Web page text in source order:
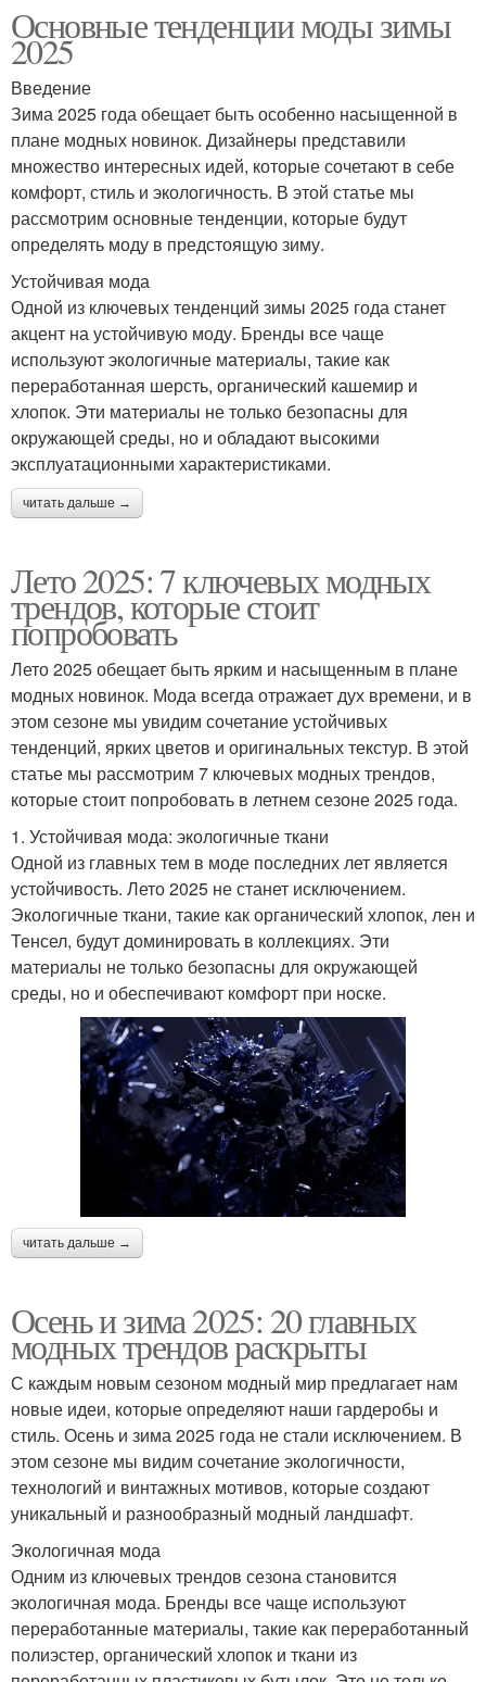
Основные тенденции моды зимы
2025
Введение
Зима 2025 года обещает быть особенно насыщенной в
плане модных новинок. Дизайнеры представили
множество интересных идей, которые сочетают в себе
комфорт, стиль и экологичность. В этой статье мы
рассмотрим основные тенденции, которые будут
определять моду в предстоящую зиму.
Устойчивая мода
Одной из ключевых тенденций зимы 2025 года станет
акцент на устойчивую моду. Бренды все чаще
используют экологичные материалы, такие как
переработанная шерсть, органический кашемир и
хлопок. Эти материалы не только безопасны для
окружающей среды, но и обладают высокими
эксплуатационными характеристиками.
читать дальше →
Лето 2025: 7 ключевых модных
трендов, которые стоит
попробовать
Лето 2025 обещает быть ярким и насыщенным в плане
модных новинок. Мода всегда отражает дух времени, и в
этом сезоне мы увидим сочетание устойчивых
тенденций, ярких цветов и оригинальных текстур. В этой
статье мы рассмотрим 7 ключевых модных трендов,
которые стоит попробовать в летнем сезоне 2025 года.
1. Устойчивая мода: экологичные ткани
Одной из главных тем в моде последних лет является
устойчивость. Лето 2025 не станет исключением.
Экологичные ткани, такие как органический хлопок, лен и
Тенсел, будут доминировать в коллекциях. Эти
материалы не только безопасны для окружающей
среды, но и обеспечивают комфорт при носке.
читать дальше →
Осень и зима 2025: 20 главных
модных трендов раскрыты
С каждым новым сезоном модный мир предлагает нам
новые идеи, которые определяют наши гардеробы и
стиль. Осень и зима 2025 года не стали исключением. В
этом сезоне мы видим сочетание экологичности,
технологий и винтажных мотивов, которые создают
уникальный и разнообразный модный ландшафт.
Экологичная мода
Одним из ключевых трендов сезона становится
экологичная мода. Бренды все чаще используют
переработанные материалы, такие как переработанный
полиэстер, органический хлопок и ткани из